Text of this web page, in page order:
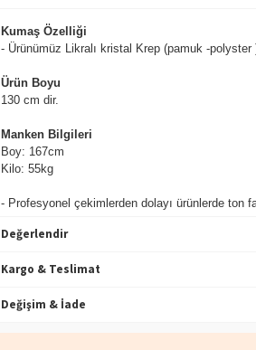
Kumaş Özelliği
- Ürünümüz Likralı kristal Krep (pamuk -polyster
Ürün Boyu
130 cm dir.
Manken Bilgileri
Boy: 167cm
Kilo: 55kg
- Profesyonel çekimlerden dolayı ürünlerde ton
Değerlendir
Kargo & Teslimat
Değişim & İade